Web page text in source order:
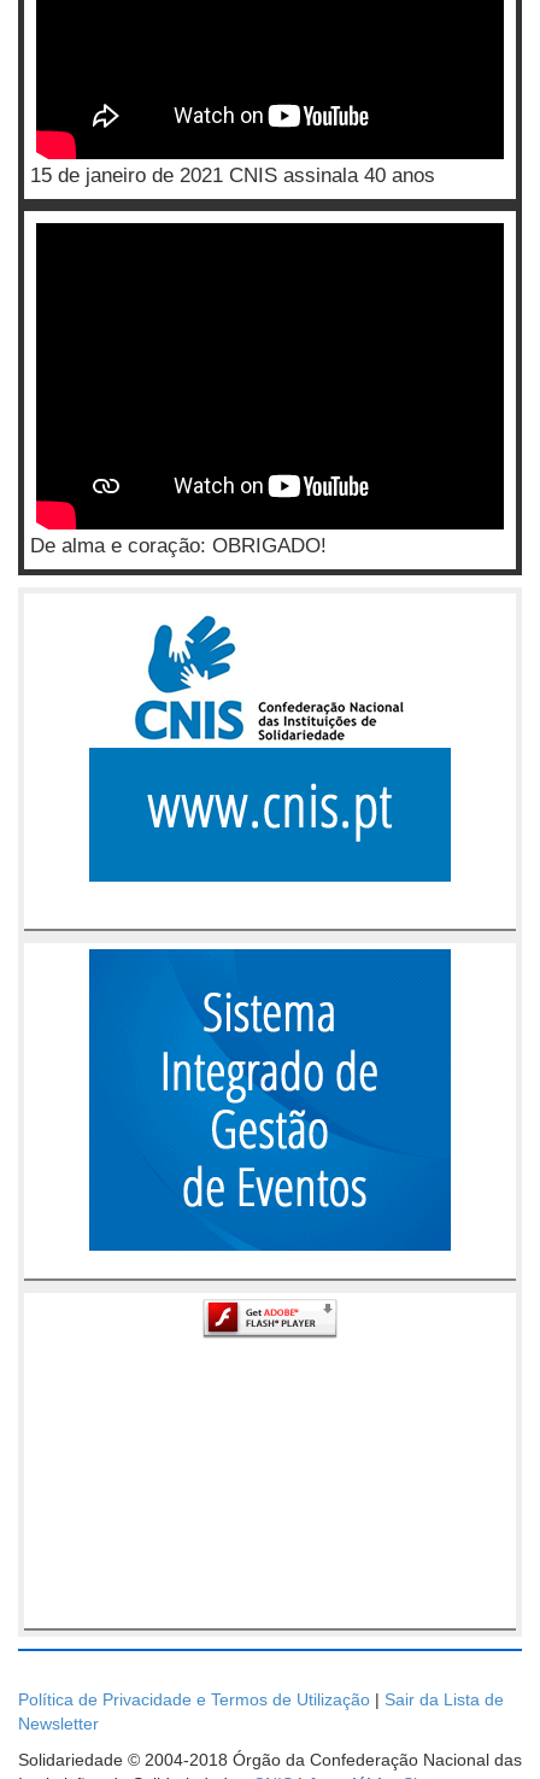
15 de janeiro de 2021 CNIS assinala 40 anos
De alma e coração: OBRIGADO!
Política de Privacidade e Termos de Utilização | Sair da Lista de
Newsletter
Solidariedade © 2004-2018 Órgão da Confederação Nacional das